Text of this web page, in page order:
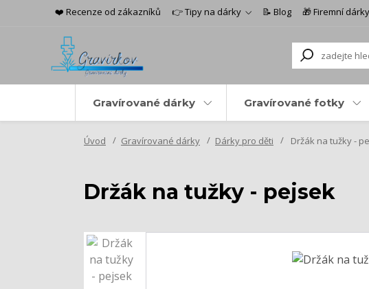
❤️ Recenze od zákazníků 👉 Tipy na dárky 📝 Blog 🎁 Firemní dárky
Gravírované dárky Gravírované fotky
Úvod Gravírované dárky Dárky pro děti Držák na tužky -
Držák na tužky - pejsek